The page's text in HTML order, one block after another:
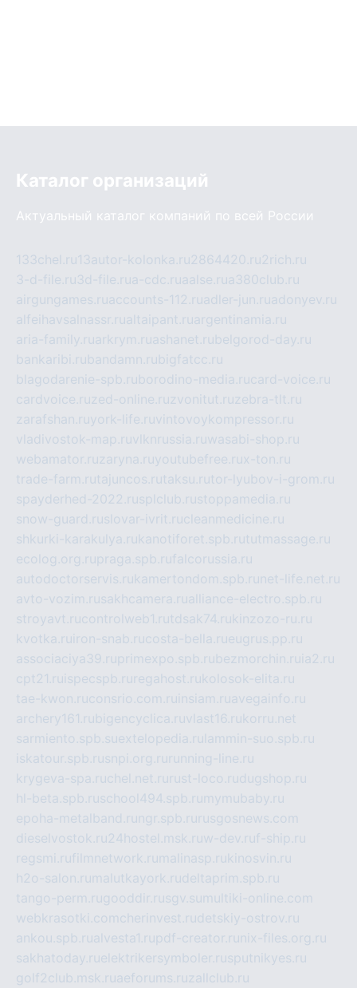
Каталог организаций
Актуальный каталог компаний по всей России
133chel.ru13autor-kolonka.ru2864420.ru2rich.ru
3-d-file.ru3d-file.rua-cdc.ruaalse.rua380club.ru
airgungames.ruaccounts-112.ruadler-jun.ruadonyev.ru
alfeihavsalnassr.rualtaipant.ruargentinamia.ru
aria-family.ruarkrym.ruashanet.rubelgorod-day.ru
bankaribi.rubandamn.rubigfatcc.ru
blagodarenie-spb.ruborodino-media.rucard-voice.ru
cardvoice.ruzed-online.ruzvonitut.ruzebra-tlt.ru
zarafshan.ruyork-life.ruvintovoykompressor.ru
vladivostok-map.ruvlknrussia.ruwasabi-shop.ru
webamator.ruzaryna.ruyoutubefree.rux-ton.ru
trade-farm.rutajuncos.rutaksu.rutor-lyubov-i-grom.ru
spayderhed-2022.rusplclub.rustoppamedia.ru
snow-guard.ruslovar-ivrit.rucleanmedicine.ru
shkurki-karakulya.rukanotiforet.spb.rututmassage.ru
ecolog.org.rupraga.spb.rufalcorussia.ru
autodoctorservis.rukamertondom.spb.ru net-life.net.ru
avto-vozim.rusakhcamera.rualliance-electro.spb.ru
stroyavt.rucontrolweb1.rutdsak74.rukinzozo-ru.ru
kvotka.ru iron-snab.rucosta-bella.rueugrus.pp.ru
associaciya39.ruprimexpo.spb.rubezmorchin.ru ia2.ru
cpt21.ru ispecspb.ru regahost.rukolosok-elita.ru
tae-kwon.ruconsrio.com.ru insiam.ruavegainfo.ru
archery161.rubigencyclica.ruvlast16.rukorru.net
sarmiento.spb.suextelopedia.ru lammin-suo.spb.ru
iskatour.spb.rusnpi.org.ru running-line.ru
krygeva-spa.ruchel.net.ru rust-loco.rudugshop.ru
hl-beta.spb.ruschool494.spb.ru mymubaby.ru
epoha-metalband.ru ngr.spb.ru rusgosnews.com
dieselvostok.ru24hostel.msk.ruw-dev.ruf-ship.ru
regsmi.rufilmnetwork.ru malinasp.rukinosvin.ru
h2o-salon.ru malutkayork.rudeltaprim.spb.ru
tango-perm.rugooddir.rusgv.su multiki-online.com
webkrasotki.comcherinvest.rudetskiy-ostrov.ru
ankou.spb.rualvesta1.rupdf-creator.ru nix-files.org.ru
sakhatoday.ruelektrikersymboler.rusputnikyes.ru
golf2club.msk.ruaeforums.ruzallclub.ru